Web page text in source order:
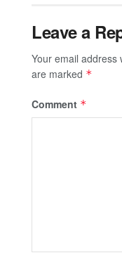
Leave a
Your email address
are marked *
Comment *